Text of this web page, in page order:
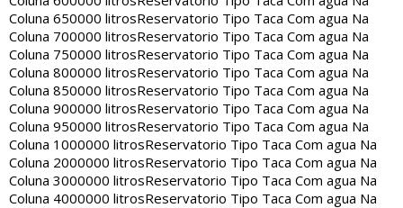
Coluna 650000 litrosReservatorio Tipo Taca Com agua Na
Coluna 700000 litrosReservatorio Tipo Taca Com agua Na
Coluna 750000 litrosReservatorio Tipo Taca Com agua Na
Coluna 800000 litrosReservatorio Tipo Taca Com agua Na
Coluna 850000 litrosReservatorio Tipo Taca Com agua Na
Coluna 900000 litrosReservatorio Tipo Taca Com agua Na
Coluna 950000 litrosReservatorio Tipo Taca Com agua Na
Coluna 1000000 litrosReservatorio Tipo Taca Com agua Na
Coluna 2000000 litrosReservatorio Tipo Taca Com agua Na
Coluna 3000000 litrosReservatorio Tipo Taca Com agua Na
Coluna 4000000 litrosReservatorio Tipo Taca Com agua Na